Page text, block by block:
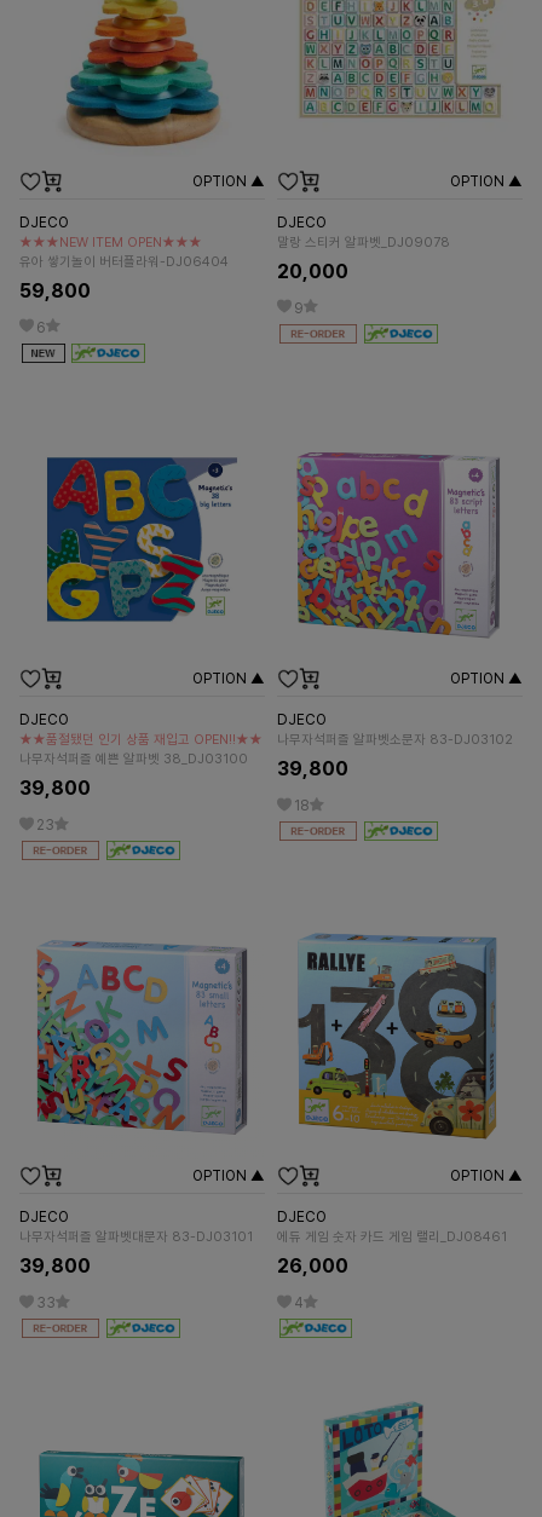
OPTION ▲
DJECO
★★★NEW ITEM OPEN★★★
유아 쌓기놀이 버터플라워-DJ06404
59,800
6
OPTION ▲
DJECO
말랑 스티커 알파벳_DJ09078
20,000
9
OPTION ▲
DJECO
★★품절됐던 인기 상품 재입고 OPEN!!★★
나무자석퍼즐 예쁜 알파벳 38_DJ03100
39,800
23
OPTION ▲
DJECO
나무자석퍼즐 알파벳소문자 83-DJ03102
39,800
18
OPTION ▲
DJECO
나무자석퍼즐 알파벳대문자 83-DJ03101
39,800
33
OPTION ▲
DJECO
에듀 게임 숫자 카드 게임 랠리_DJ08461
26,000
4